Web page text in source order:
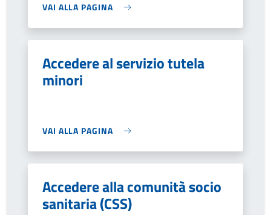
VAI ALLA PAGINA
Accedere al servizio tutela
minori
VAI ALLA PAGINA
Accedere alla comunità socio
sanitaria (CSS)